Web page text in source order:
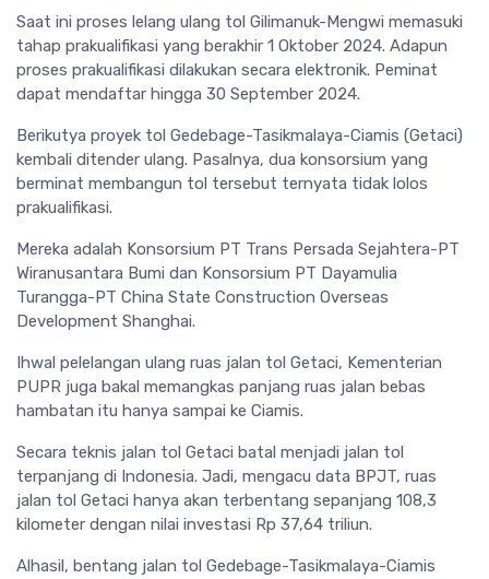
Saat ini proses lelang ulang tol Gilimanuk-Mengwi memasuki
tahap prakualifikasi yang berakhir 1 Oktober 2024. Adapun
proses prakualifikasi dilakukan secara elektronik. Peminat
dapat mendaftar hingga 30 September 2024.
Berikutya proyek tol Gedebage-Tasikmalaya-Ciamis (Getaci)
kembali ditender ulang. Pasalnya, dua konsorsium yang
berminat membangun tol tersebut ternyata tidak lolos
prakualifikasi.
Mereka adalah Konsorsium PT Trans Persada Sejahtera-PT
Wiranusantara Bumi dan Konsorsium PT Dayamulia
Turangga-PT China State Construction Overseas
Development Shanghai.
Ihwal pelelangan ulang ruas jalan tol Getaci, Kementerian
PUPR juga bakal memangkas panjang ruas jalan bebas
hambatan itu hanya sampai ke Ciamis.
Secara teknis jalan tol Getaci batal menjadi jalan tol
terpanjang di Indonesia. Jadi, mengacu data BPJT, ruas
jalan tol Getaci hanya akan terbentang sepanjang 108,3
kilometer dengan nilai investasi Rp 37,64 triliun.
Alhasil, bentang jalan tol Gedebage-Tasikmalaya-Ciamis